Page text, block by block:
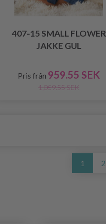
407-15 SMALL FLOWER
JAKKE GUL
Pris från 959.55 SEK
1,059.55 SEK
1 2